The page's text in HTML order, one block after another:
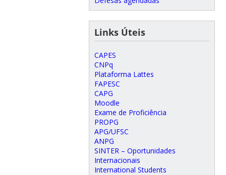
Links Úteis
CAPES
CNPq
Plataforma Lattes
FAPESC
CAPG
Moodle
Exame de Proficiência
PROPG
APG/UFSC
ANPG
SINTER – Oportunidades
Internacionais
International Students